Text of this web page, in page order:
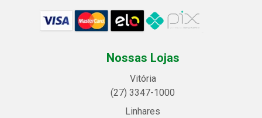
Nossas Lojas
Vitória
(27) 3347-1000
Linhares